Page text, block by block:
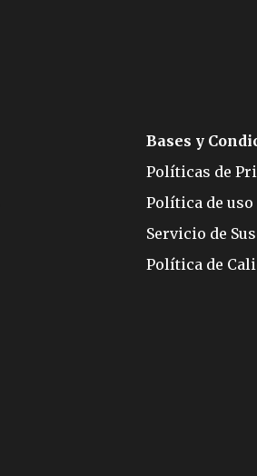
Bases y
Políticas de
Política de uso
Servicio de
Política de